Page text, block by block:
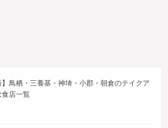
】鳥栖・三養基・神埼・小郡・朝倉のテイクア
食店一覧